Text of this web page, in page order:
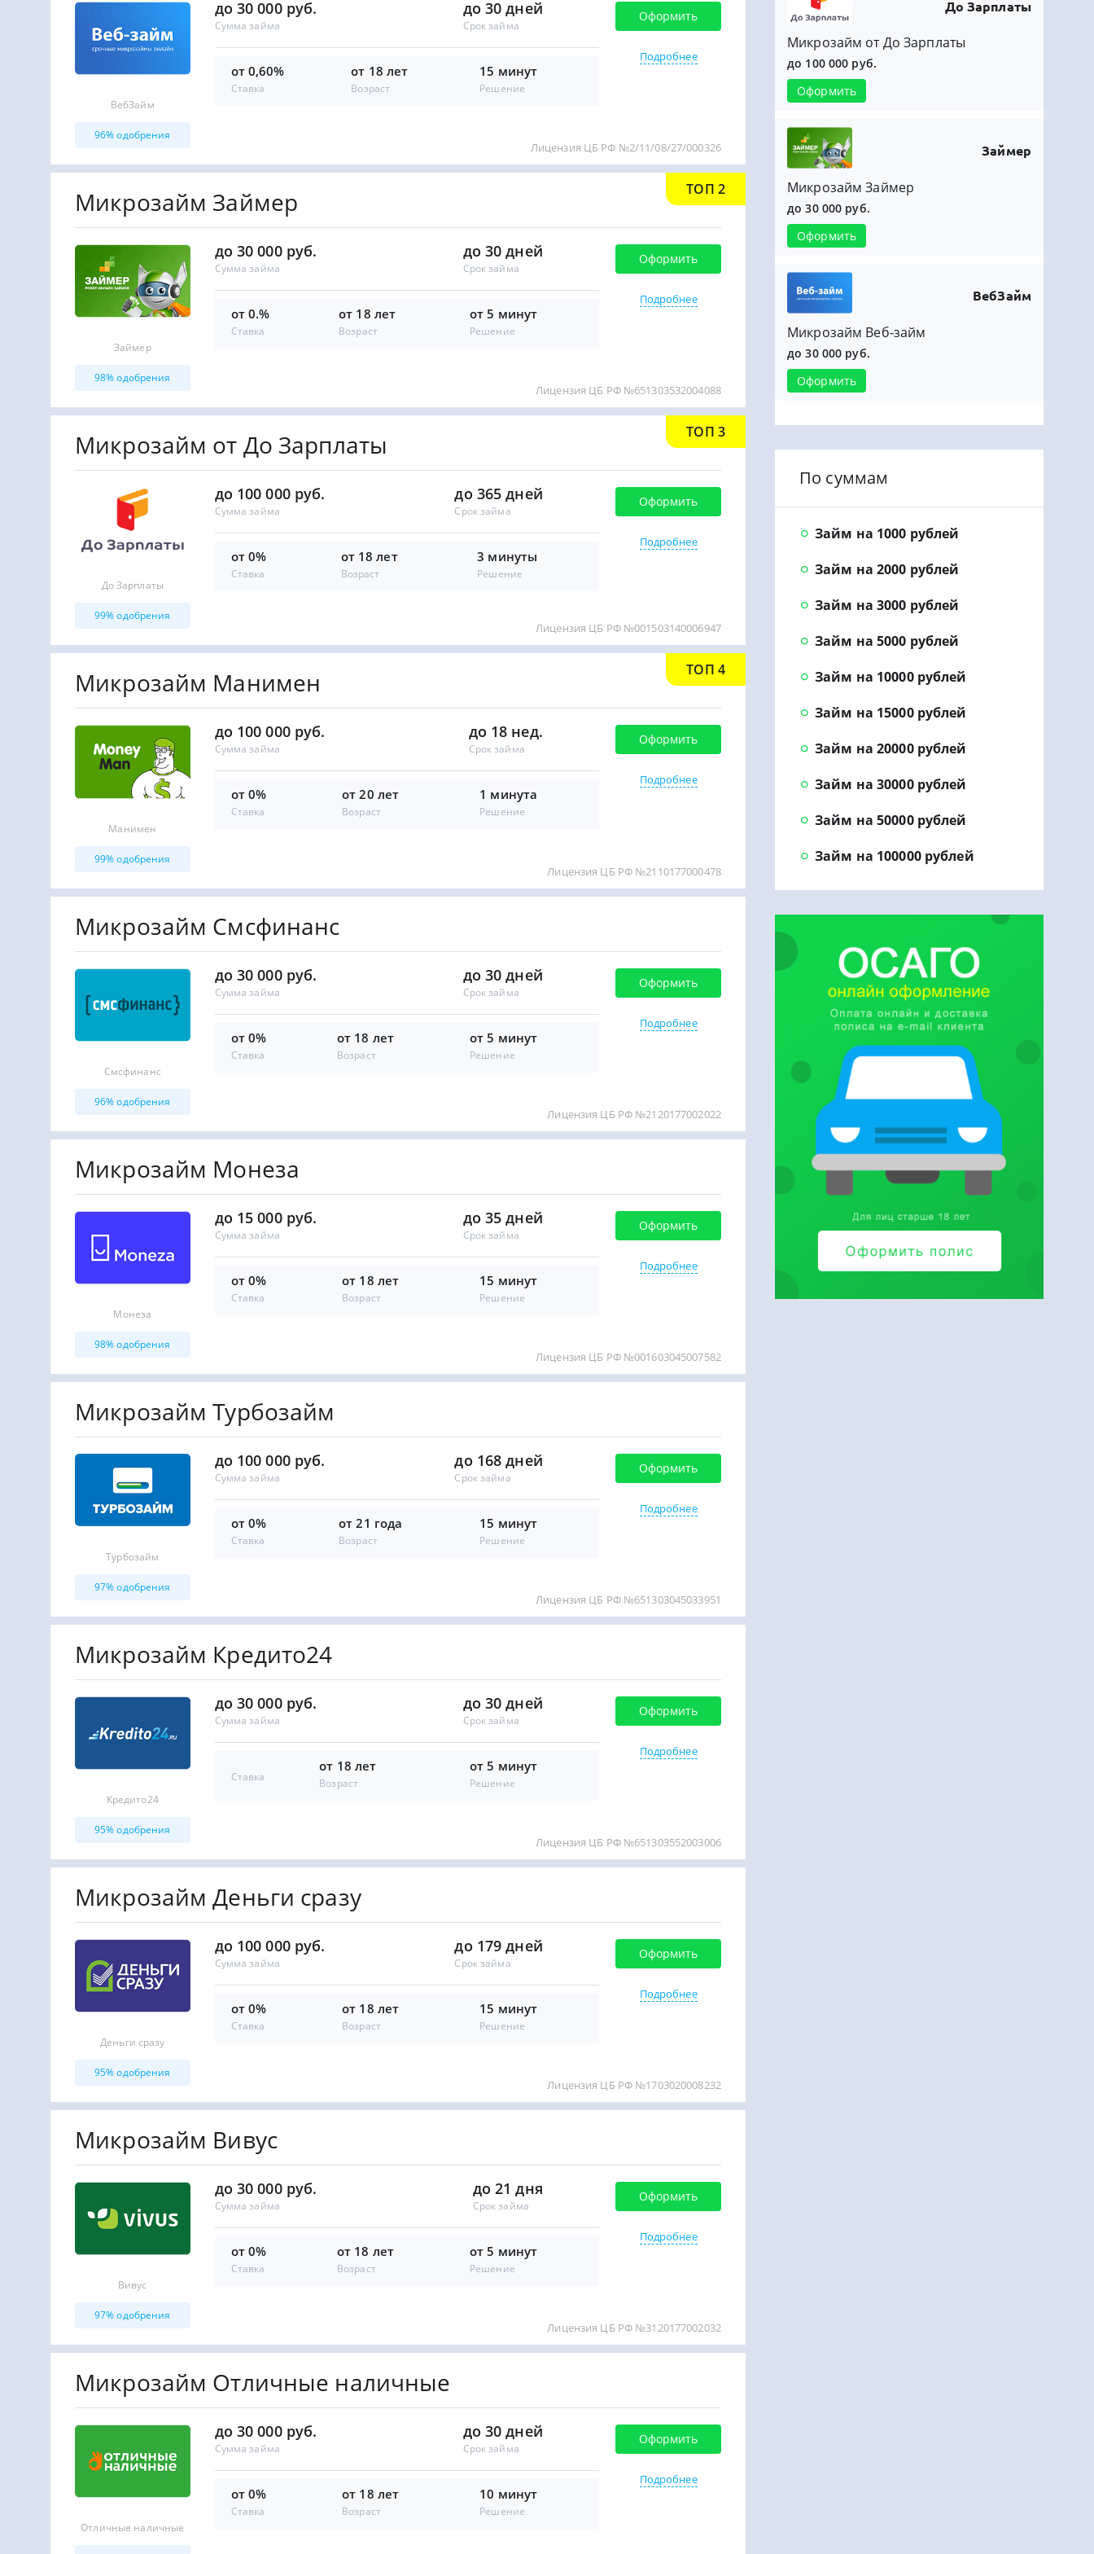
ВебЗайм
96% одобрения
до 30 000 руб.
Сумма займа
до 30 дней
Срок займа
от 0,60%
Ставка
от 18 лет
Возраст
15 минут
Решение
Оформить
Подробнее
Лицензия ЦБ РФ №2/11/08/27/000326
Микрозайм Займер
Займер
98% одобрения
до 30 000 руб.
Сумма займа
до 30 дней
Срок займа
от 0.%
Ставка
от 18 лет
Возраст
от 5 минут
Решение
Оформить
Подробнее
Лицензия ЦБ РФ №651303532004088
ТОП 2
Микрозайм от До Зарплаты
До Зарплаты
99% одобрения
до 100 000 руб.
Сумма займа
до 365 дней
Срок займа
от 0%
Ставка
от 18 лет
Возраст
3 минуты
Решение
Оформить
Подробнее
Лицензия ЦБ РФ №001503140006947
ТОП 3
Микрозайм Манимен
Манимен
99% одобрения
до 100 000 руб.
Сумма займа
до 18 нед.
Срок займа
от 0%
Ставка
от 20 лет
Возраст
1 минута
Решение
Оформить
Подробнее
Лицензия ЦБ РФ №2110177000478
ТОП 4
Микрозайм Смсфинанс
Смсфинанс
96% одобрения
до 30 000 руб.
Сумма займа
до 30 дней
Срок займа
от 0%
Ставка
от 18 лет
Возраст
от 5 минут
Решение
Оформить
Подробнее
Лицензия ЦБ РФ №2120177002022
Микрозайм Монеза
Монеза
98% одобрения
до 15 000 руб.
Сумма займа
до 35 дней
Срок займа
от 0%
Ставка
от 18 лет
Возраст
15 минут
Решение
Оформить
Подробнее
Лицензия ЦБ РФ №001603045007582
Микрозайм Турбозайм
Турбозайм
97% одобрения
до 100 000 руб.
Сумма займа
до 168 дней
Срок займа
от 0%
Ставка
от 21 года
Возраст
15 минут
Решение
Оформить
Подробнее
Лицензия ЦБ РФ №651303045033951
Микрозайм Кредито24
Кредито24
95% одобрения
до 30 000 руб.
Сумма займа
до 30 дней
Срок займа
Ставка
от 18 лет
Возраст
от 5 минут
Решение
Оформить
Подробнее
Лицензия ЦБ РФ №651303552003006
Микрозайм Деньги сразу
Деньги сразу
95% одобрения
до 100 000 руб.
Сумма займа
до 179 дней
Срок займа
от 0%
Ставка
от 18 лет
Возраст
15 минут
Решение
Оформить
Подробнее
Лицензия ЦБ РФ №1703020008232
Микрозайм Вивус
Вивус
97% одобрения
до 30 000 руб.
Сумма займа
до 21 дня
Срок займа
от 0%
Ставка
от 18 лет
Возраст
от 5 минут
Решение
Оформить
Подробнее
Лицензия ЦБ РФ №3120177002032
Микрозайм Отличные наличные
Отличные наличные
до 30 000 руб.
Сумма займа
до 30 дней
Срок займа
от 0%
Ставка
от 18 лет
Возраст
10 минут
Решение
Оформить
Подробнее
До Зарплаты
Микрозайм от До Зарплаты
до 100 000 руб.
Оформить
Займер
Микрозайм Займер
до 30 000 руб.
Оформить
ВебЗайм
Микрозайм Веб-займ
до 30 000 руб.
Оформить
По суммам
Займ на 1000 рублей
Займ на 2000 рублей
Займ на 3000 рублей
Займ на 5000 рублей
Займ на 10000 рублей
Займ на 15000 рублей
Займ на 20000 рублей
Займ на 30000 рублей
Займ на 50000 рублей
Займ на 100000 рублей